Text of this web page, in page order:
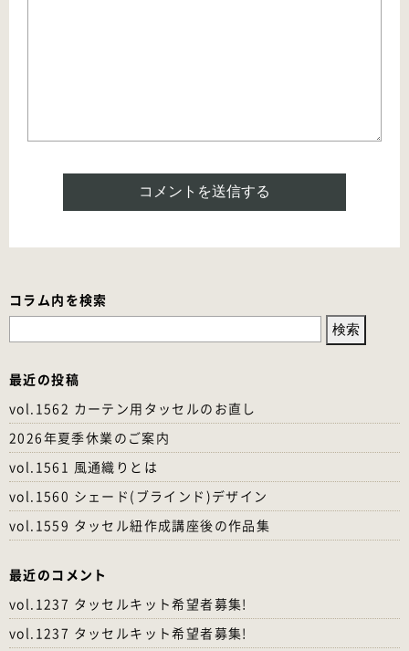
コラム内を検索
検
最近の投稿
vol.1562 カーテン用タッセルのお直し
2026年夏季休業のご案内
vol.1561 風通織りとは
vol.1560 シェード(ブラインド)デザイン
vol.1559 タッセル紐作成講座後の作品集
最近のコメント
vol.1237 タッセルキット希望者募集!
vol.1237 タッセルキット希望者募集!